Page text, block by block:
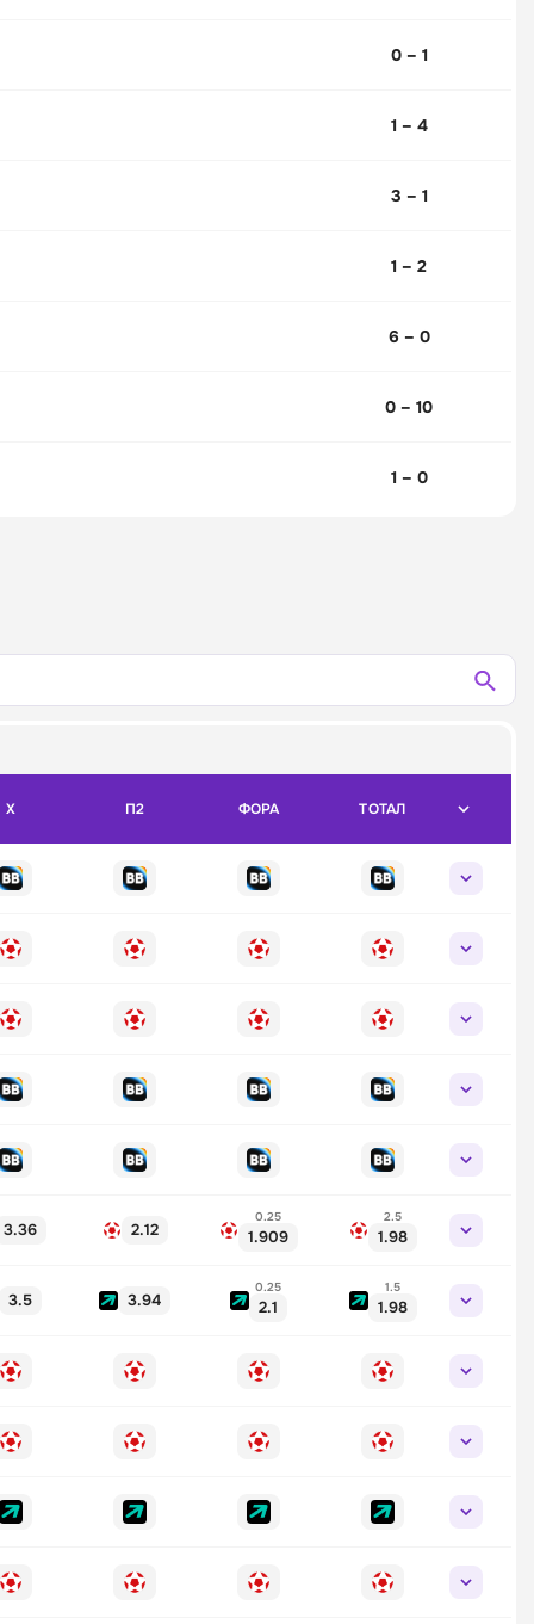
0 – 1
1 – 4
3 – 1
1 – 2
6 – 0
0 – 10
1 – 0
X П2 ФОРА ТОТАЛ
3.36 2.12
0.25
1.909
2.5
1.98
3.5 3.94
0.25
2.1
1.5
1.98